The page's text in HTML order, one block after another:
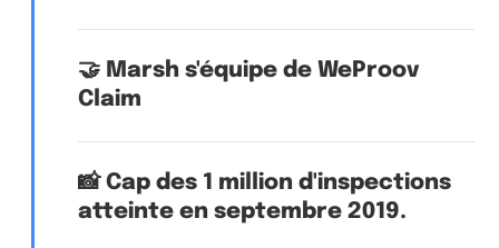
🤝 Marsh s'équipe de WeProov
Claim
📸 Cap des 1 million d'inspections
atteinte en septembre 2019.